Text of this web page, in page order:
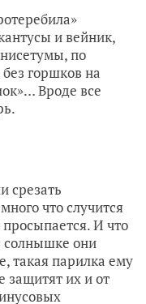
по
горшков на
Вроде все
срезать
И что
они
такая парилка ему
защитят их и от